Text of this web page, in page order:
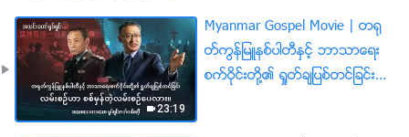
23:19
Myanmar Gospel Movie | တ႐ု
တ္ကြန္ျမဴနစ္ပါတီႏွင့္ ဘာသာေရး
စက္ဝိုင္းတို႔၏ ရႈတ္ခ်ျပစ္တင္ျခင္း